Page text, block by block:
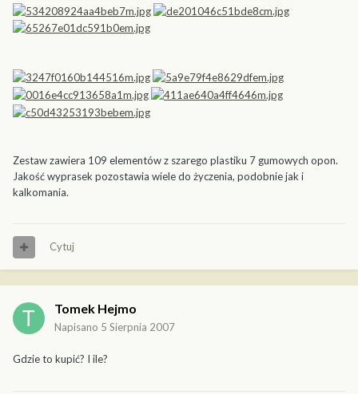
Zestaw zawiera 109 elementów z szarego plastiku 7 gumowych opon.
Jakość wyprasek pozostawia wiele do życzenia, podobnie jak i
kalkomania.
Cytuj
Tomek Hejmo
Napisano 5 Sierpnia 2007
Gdzie to kupić? I ile?